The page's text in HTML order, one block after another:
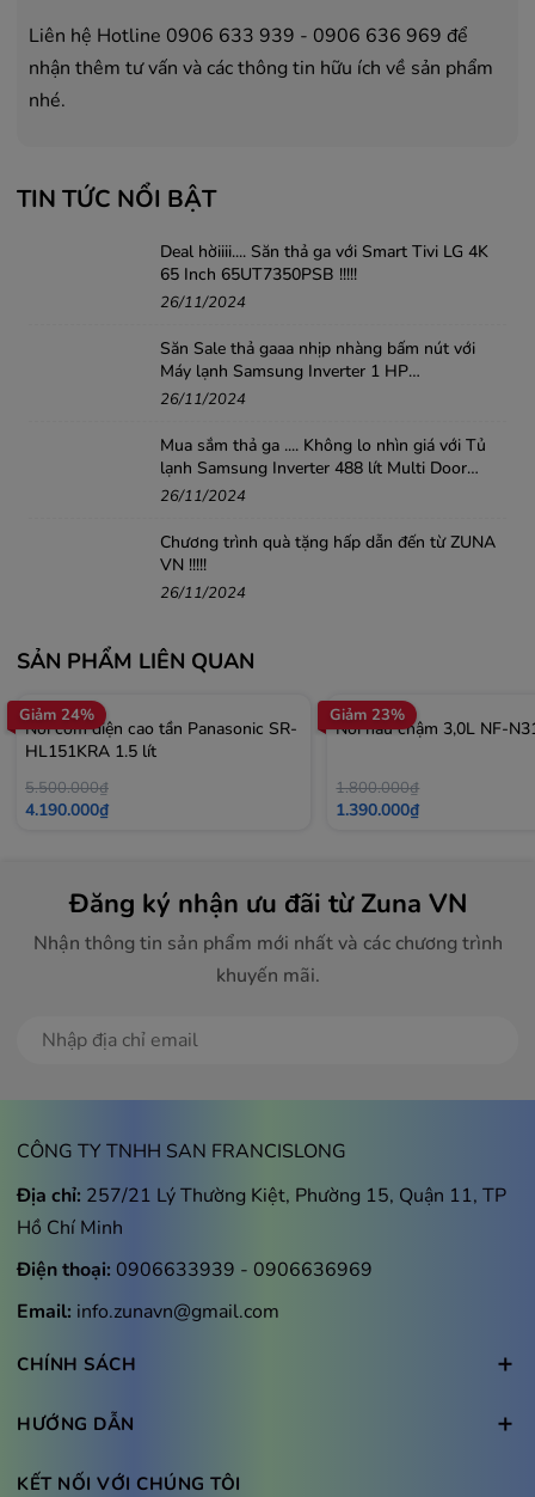
Liên hệ Hotline 0906 633 939 - 0906 636 969 để
nhận thêm tư vấn và các thông tin hữu ích về sản phẩm
nhé.
TIN TỨC NỔI BẬT
Deal hờiiii.... Săn thả ga với Smart Tivi LG 4K
65 Inch 65UT7350PSB !!!!!
26/11/2024
Săn Sale thả gaaa nhịp nhàng bấm nút với
Máy lạnh Samsung Inverter 1 HP
AR10DYHZAWKNSV .....!!!
26/11/2024
Mua sắm thả ga .... Không lo nhìn giá với Tủ
lạnh Samsung Inverter 488 lít Multi Door
RF48A4010B4/SV
26/11/2024
Chương trình quà tặng hấp dẫn đến từ ZUNA
VN !!!!!
26/11/2024
SẢN PHẨM LIÊN QUAN
Giảm 24%
Nồi cơm điện cao tần Panasonic SR-
HL151KRA 1.5 lít
5.500.000₫
4.190.000₫
Giảm 23%
Nồi nấu chậm 3,0L NF-
1.800.000₫
1.390.000₫
Đăng ký nhận ưu đãi từ Zuna VN
Nhận thông tin sản phẩm mới nhất và các chương trình
khuyến mãi.
CÔNG TY TNHH SAN FRANCISLONG
Địa chỉ: 257/21 Lý Thường Kiệt, Phường 15, Quận 11, TP
Hồ Chí Minh
Điện thoại: 0906633939 - 0906636969
Email: info.zunavn@gmail.com
CHÍNH SÁCH
HƯỚNG DẪN
KẾT NỐI VỚI CHÚNG TÔI